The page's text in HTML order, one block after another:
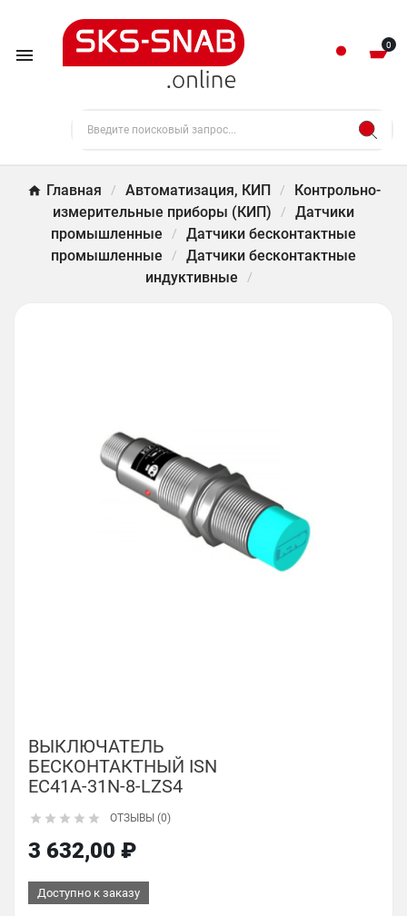
 0
Главная Автоматизация, КИП
Контрольно-
измерительные приборы (КИП)
Датчики
промышленные
Датчики бесконтактные
промышленные
Датчики бесконтактные
индуктивные
ВЫКЛЮЧАТЕЛЬ
БЕСКОНТАКТНЫЙ ISN
EC41A-31N-8-LZS4
     ОТЗЫВЫ (0)
3 632,00 ₽
Доступно к заказу